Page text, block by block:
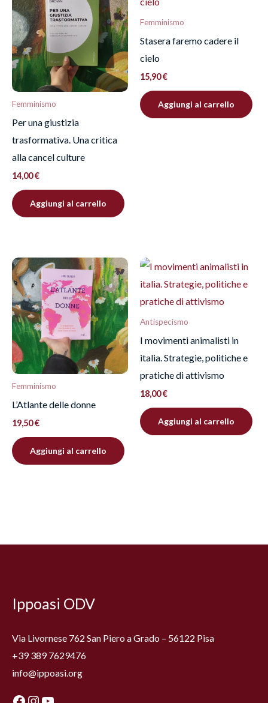
Devieffettuare l’accessoper pubblicare una
recensione.
Femminismo
Per una giustizia
trasformativa. Una critica
alla cancel culture
14,00€
Aggiungi al carrello
Femminismo
Stasera faremo cadere il
cielo
15,90€
Aggiungi al carrello
Femminismo
L’Atlante delle donne
19,50€
Aggiungi al carrello
Antispecismo
I movimenti animalisti in
italia. Strategie, politiche e
pratiche di attivismo
18,00€
Aggiungi al carrello
Ippoasi ODV
Via Livornese 762 San Piero a Grado – 56122 Pisa
+39 389 7629476
info@ippoasi.org